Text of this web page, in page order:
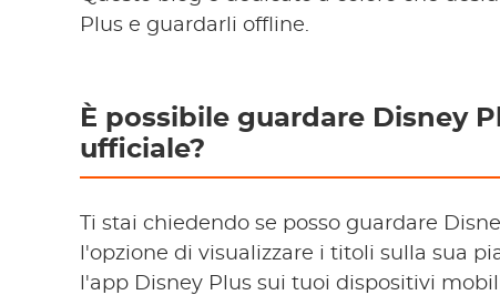
Plus e guardarli offline.
È possibile guardare Disney
ufficiale?
Ti stai chiedendo se posso guardare
l'opzione di visualizzare i titoli sulla sua
l'app Disney Plus sui tuoi dispositivi